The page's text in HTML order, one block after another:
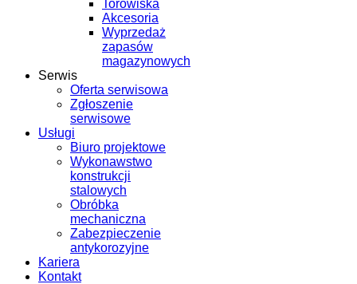
Torowiska
Akcesoria
Wyprzedaż
zapasów
magazynowych
Serwis
Oferta serwisowa
Zgłoszenie
serwisowe
Usługi
Biuro projektowe
Wykonawstwo
konstrukcji
stalowych
Obróbka
mechaniczna
Zabezpieczenie
antykorozyjne
Kariera
Kontakt